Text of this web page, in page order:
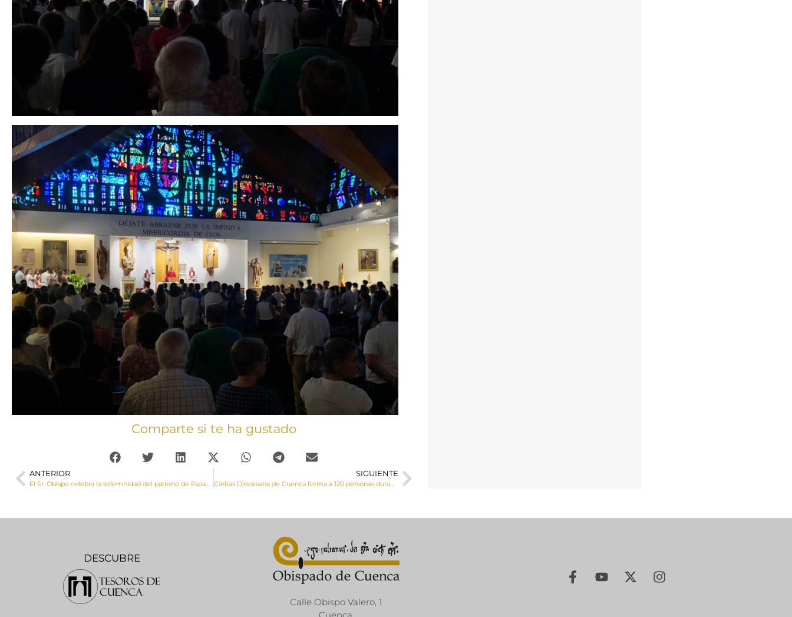
Comparte si te ha gustado
ANTERIOR
El Sr. Obispo celebra la solemnidad del patrono de España en el hospital de Santiago de Cuenca
SIGUIENTE
Cáritas Diocesana de Cuenca forma a 120 personas durante el primer semestre del año para que puedan conseguir un empleo digno
DESCUBRE
Calle Obispo Valero, 1
Cuenca